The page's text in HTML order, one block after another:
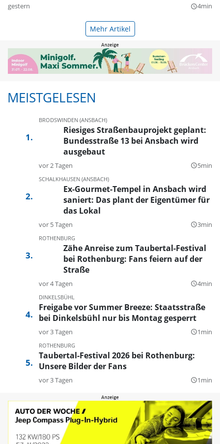
gestern query_builder4min
Mehr Artikel
MEISTGELESEN
BRODSWINDEN (ANSBACH)
Riesiges Straßenbauprojekt geplant:
Bundesstraße 13 bei Ansbach wird
ausgebaut
vor 2 Tagen query_builder5min
SCHALKHAUSEN (ANSBACH)
Ex-Gourmet-Tempel in Ansbach wird
saniert: Das plant der Eigentümer für
das Lokal
vor 5 Tagen query_builder3min
ROTHENBURG
Zähe Anreise zum Taubertal-Festival
bei Rothenburg: Fans feiern auf der
Straße
vor 4 Tagen query_builder4min
DINKELSBÜHL
Freigabe vor Summer Breeze: Staatsstraße
bei Dinkelsbühl nur bis Montag gesperrt
vor 3 Tagen query_builder1min
ROTHENBURG
Taubertal-Festival 2026 bei Rothenburg:
Unsere Bilder der Fans
vor 3 Tagen query_builder1min